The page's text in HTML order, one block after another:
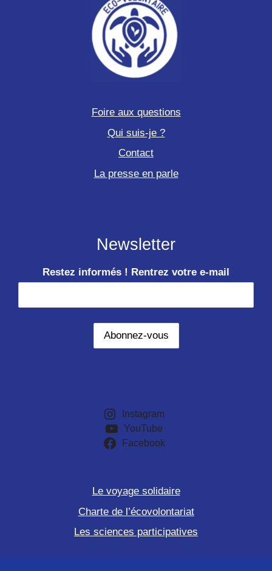
Foire aux questions
Qui suis-je ?
Contact
La presse en parle
Newsletter
Restez informés ! Rentrez votre e-mail
Instagram
YouTube
Facebook
Le voyage solidaire
Charte de l’écovolontariat
Les sciences participatives